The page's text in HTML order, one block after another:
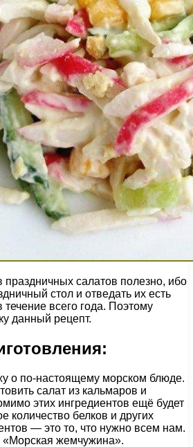
праздничных салатов полезно, ибо
стол и отведать их есть
всего года. Поэтому
данный рецепт.
о по-настоящему морском блюде.
салат из кальмаров и
этих ингредиентов ещё будет
количество белков и других
— это то, что нужно всем нам.
жемчужина».